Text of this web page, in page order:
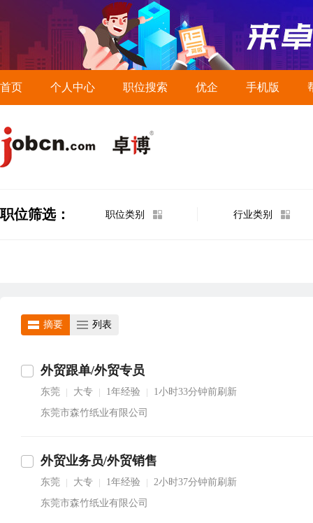
首页 个人中心 职位搜索 优企 手机版
职位筛选： 职位类别 行业类别
摘要 列表
外贸跟单/外贸专员
东莞 大专 1年经验
1小时33分钟前刷新
东莞市森竹纸业有限公司
外贸业务员/外贸销售
东莞 大专 1年经验
2小时37分钟前刷新
东莞市森竹纸业有限公司